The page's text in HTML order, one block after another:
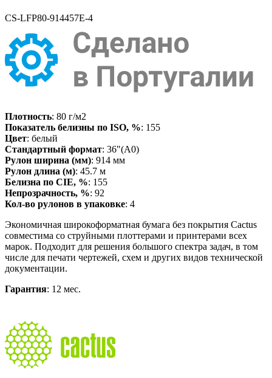
CS-LFP80-914457E-4
Плотность: 80 г/м2
Показатель белизны по ISO, %: 155
Цвет: белый
Стандартный формат: 36"(A0)
Рулон ширина (мм): 914 мм
Рулон длина (м): 45.7 м
Белизна по CIE, %: 155
Непрозрачность, %: 92
Кол-во рулонов в упаковке: 4
Экономичная широкоформатная бумага без покрытия Cactus
совместима со струйными плоттерами и принтерами всех
марок. Подходит для решения большого спектра задач, в том
числе для печати чертежей, схем и других видов технической
документации.
Гарантия: 12 мес.